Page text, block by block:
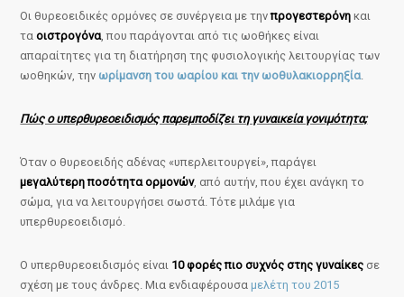
Οι θυρεοειδικές ορμόνες σε συνέργεια με τηνπρογεστερόνη και
ταοιστρογόνα, που παράγονται από τις ωοθήκες είναι
απαραίτητες για τη διατήρηση της φυσιολογικής λειτουργίας των
ωοθηκών, την ωρίμανση του ωαρίου και την ωοθυλακιορρηξία.
Πώς ο υπερθυρεοειδισμός παρεμποδίζει τη γυναικεία γονιμότητα;
Όταν ο θυρεοειδής αδένας «υπερλειτουργεί», παράγει
μεγαλύτερη ποσότητα ορμονών, από αυτήν, που έχει ανάγκη το
σώμα, για να λειτουργήσει σωστά. Τότε μιλάμε για
υπερθυρεοειδισμό.
Ο υπερθυρεοειδισμός είναι 10 φορές πιο συχνός στης γυναίκες σε
σχέση με τους άνδρες. Μια ενδιαφέρουσαμελέτη του 2015